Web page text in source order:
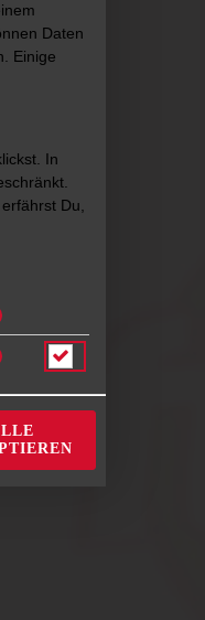
Daten
Einige
In
Du,